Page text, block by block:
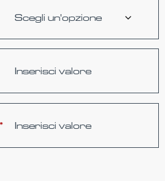
*